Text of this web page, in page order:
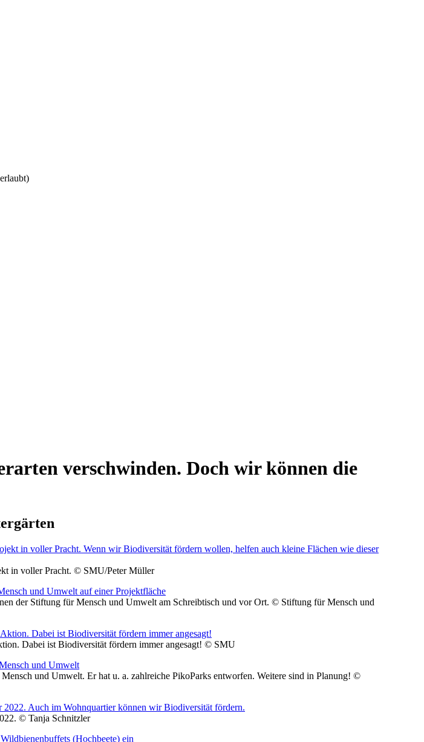
verschwinden. Doch wir können die
in voller Pracht. © SMU/Peter Müller
der Stiftung für Mensch und Umwelt am Schreibtisch und vor Ort. © Stiftung für Mensch und
Dabei ist Biodiversität fördern immer angesagt! © SMU
und Umwelt. Er hat u. a. zahlreiche PikoParks entworfen. Weitere sind in Planung! ©
© Tanja Schnitzler